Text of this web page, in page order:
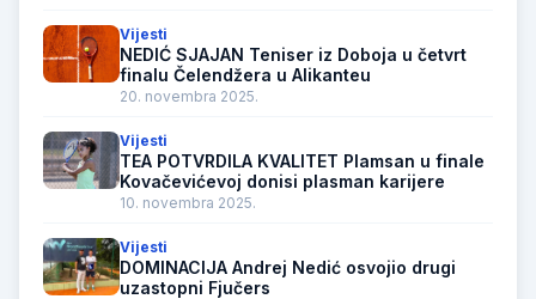
Vijesti
NEDIĆ SJAJAN Teniser iz Doboja u četvrt
finalu Čelendžera u Alikanteu
20. novembra 2025.
Vijesti
TEA POTVRDILA KVALITET Plamsan u finale
Kovačevićevoj donisi plasman karijere
10. novembra 2025.
Vijesti
DOMINACIJA Andrej Nedić osvojio drugi
uzastopni Fjučers